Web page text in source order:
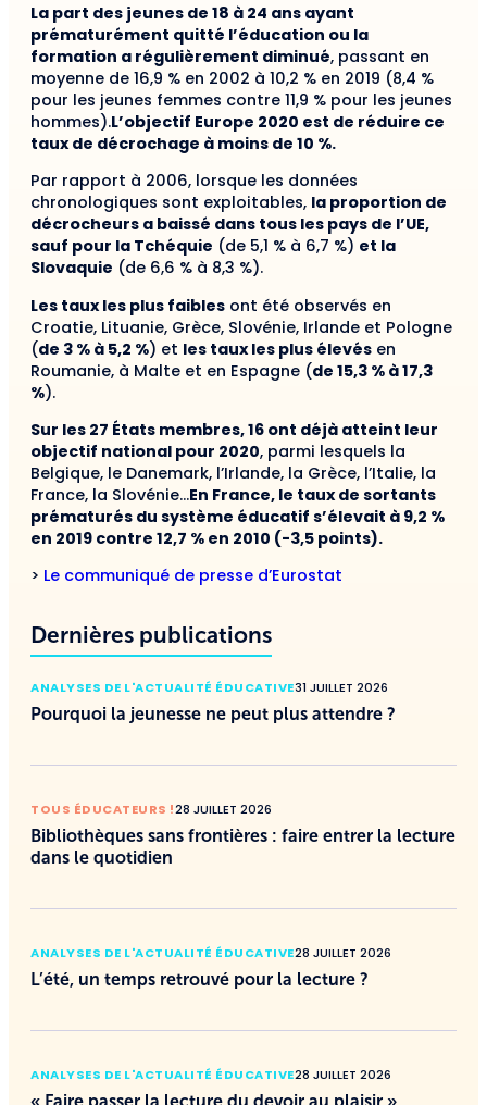
La part des jeunes de 18 à 24 ans ayant
prématurément quitté l’éducation ou la
formation a régulièrement diminué, passant en
moyenne de 16,9 % en 2002 à 10,2 % en 2019 (8,4 %
pour les jeunes femmes contre 11,9 % pour les jeunes
hommes).L’objectif Europe 2020 est de réduire ce
taux de décrochage à moins de 10 %.
Par rapport à 2006, lorsque les données
chronologiques sont exploitables, la proportion de
décrocheurs a baissé dans tous les pays de l’UE,
sauf pour la Tchéquie (de 5,1 % à 6,7 %) et la
Slovaquie (de 6,6 % à 8,3 %).
Les taux les plus faibles ont été observés en
Croatie, Lituanie, Grèce, Slovénie, Irlande et Pologne
(de 3 % à 5,2 %) et les taux les plus élevés en
Roumanie, à Malte et en Espagne (de 15,3 % à 17,3
%).
Sur les 27 États membres, 16 ont déjà atteint leur
objectif national pour 2020, parmi lesquels la
Belgique, le Danemark, l’Irlande, la Grèce, l’Italie, la
France, la Slovénie…En France, le taux de sortants
prématurés du système éducatif s’élevait à 9,2 %
en 2019 contre 12,7 % en 2010 (-3,5 points).
> Le communiqué de presse d’Eurostat
Dernières publications
ANALYSES DE L'ACTUALITÉ ÉDUCATIVE31 JUILLET 2026
Pourquoi la jeunesse ne peut plus attendre ?
TOUS ÉDUCATEURS !28 JUILLET 2026
Bibliothèques sans frontières : faire entrer la lecture
dans le quotidien
ANALYSES DE L'ACTUALITÉ ÉDUCATIVE28 JUILLET 2026
L’été, un temps retrouvé pour la lecture ?
ANALYSES DE L'ACTUALITÉ ÉDUCATIVE28 JUILLET 2026
« Faire passer la lecture du devoir au plaisir »